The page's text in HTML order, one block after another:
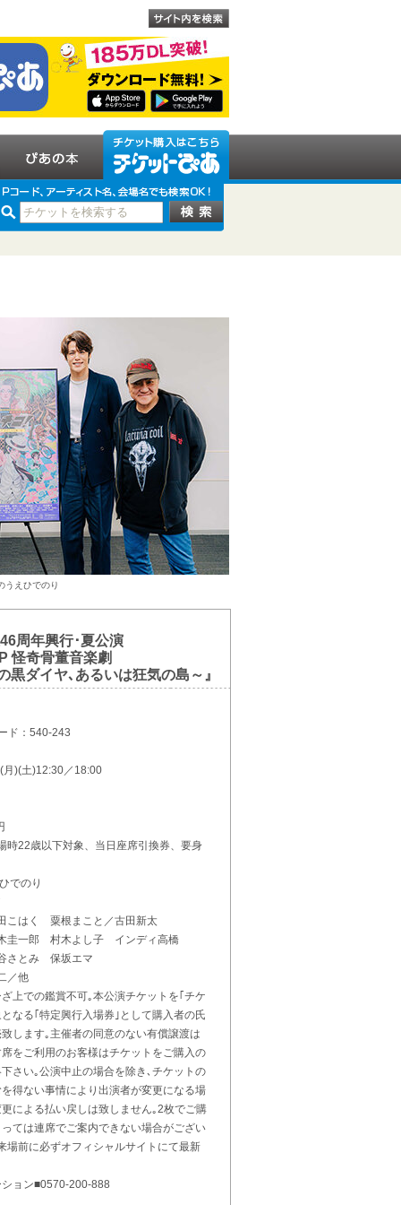
うえひでのり
周年興行･夏公演
怪奇骨董音楽劇
黒ダイヤ､あるいは狂気の島～』
ド：540-243
月)(土)12:30／18:00
時22歳以下対象、当日座席引換券、要身
でのり
はく 粟根まこと／古田新太
圭一郎 村木よし子 インディ高橋
さとみ 保坂エマ
／他
上での鑑賞不可｡本公演チケットを｢チケ
なる｢特定興行入場券｣として購入者の氏
します｡主催者の同意のない有償譲渡は
をご利用のお客様はチケットをご購入の
さい｡公演中止の場合を除き､チケットの
得ない事情により出演者が変更になる場
による払い戻しは致しません｡2枚でご購
ては連席でご案内できない場合がござい
場前に必ずオフィシャルサイトにて最新
ョン■0570-200-888